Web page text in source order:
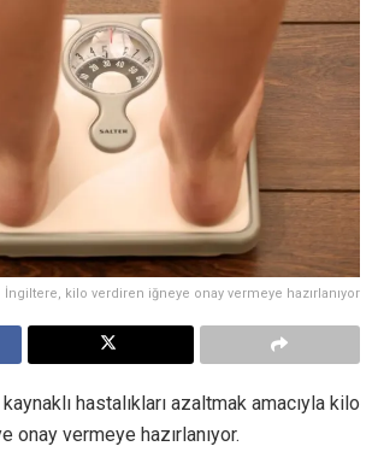
İngiltere, kilo verdiren iğneye onay vermeye hazırlanıyor
hastalıkları azaltmak amacıyla kilo
onay vermeye hazırlanıyor.